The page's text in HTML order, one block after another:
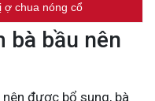
ợ chua nóng cổ
bà bầu nên
được bổ sung, bà